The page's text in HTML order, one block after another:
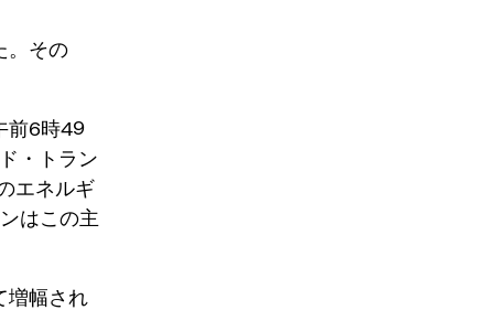
。その
前6時49
・トラン
エネルギ
はこの主
増幅され